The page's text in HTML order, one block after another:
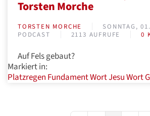
Torsten Morche
TORSTEN MORCHE
SONNTAG,
PODCAST
2113 AUFRUFE 0
Auf Fels gebaut?
Markiert in:
Platzregen FundamentWort JesuWort